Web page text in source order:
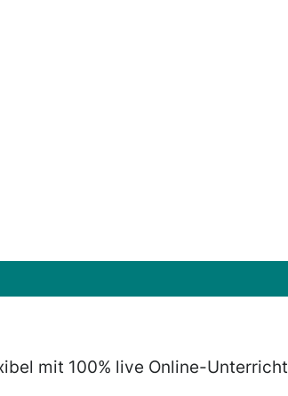
mit 100% live Online-Unterricht